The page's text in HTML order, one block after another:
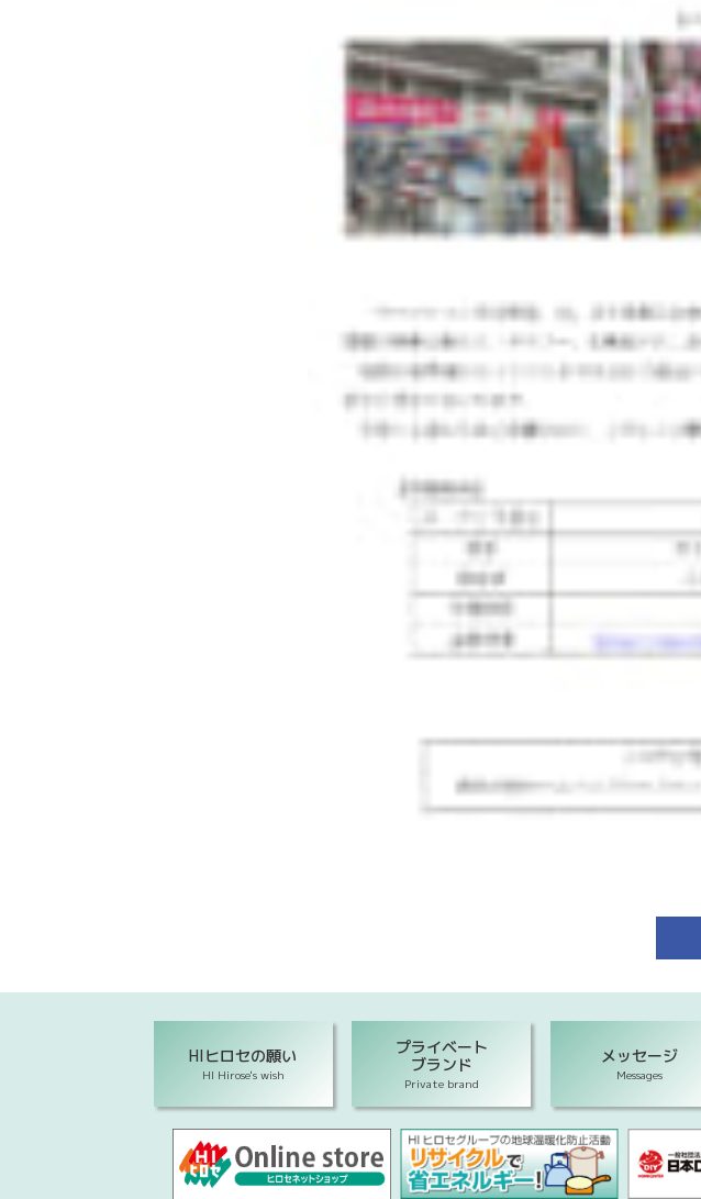
HIヒロセの願い
HI Hirose's wish
プライベート
ブランド
Private brand
メッセージ
Messages